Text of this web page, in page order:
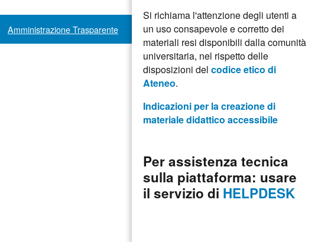
Si richiama l'attenzione degli utenti a
un uso consapevole e corretto dei
materiali resi disponibili dalla comunità
universitaria, nel rispetto delle
disposizioni delcodice etico di
Ateneo.
Indicazioni per la creazione di
materiale didattico accessibile
Per assistenza tecnica
sulla piattaforma: usare
il servizio di HELPDESK
Amministrazione Trasparente